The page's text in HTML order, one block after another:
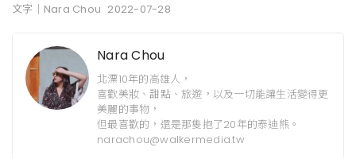
文字｜Nara Chou 2022-07-28
Nara Chou
北漂10年的高雄人，
喜歡美妝、甜點、旅遊，以及一切能讓生活變得更
美麗的事物，
但最喜歡的，還是那隻抱了20年的泰迪熊。
narachou@walkermedia.tw